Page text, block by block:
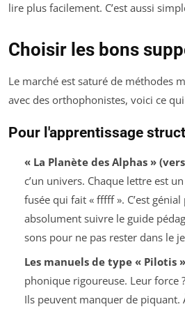
lire plus facilement. C’est aussi
Choisir les bons
Le marché est saturé de méthodes
avec des orthophonistes, voici ce
Pour l'apprentissage
« La Planète des Alphas »
c’un univers. Chaque lettre est
fusée qui fait « fffff ». C’est
absolument suivre le guide
sons pour ne pas rester dans le
Les manuels de type « Pilotis
phonique rigoureuse. Leur force
Ils peuvent manquer de piquant.